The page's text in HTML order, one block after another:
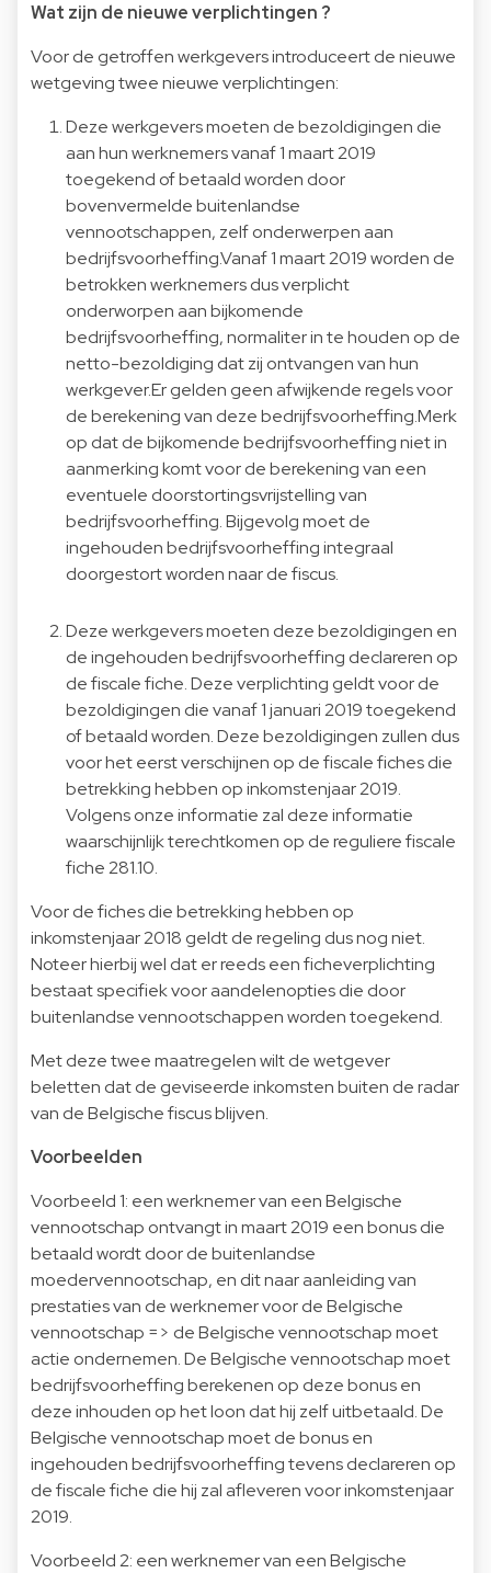
Wat zijn de nieuwe verplichtingen ?
Voor de getroffen werkgevers introduceert de nieuwe
wetgeving twee nieuwe verplichtingen:
Deze werkgevers moeten de bezoldigingen die
aan hun werknemers vanaf 1 maart 2019
toegekend of betaald worden door
bovenvermelde buitenlandse
vennootschappen, zelf onderwerpen aan
bedrijfsvoorheffing.Vanaf 1 maart 2019 worden de
betrokken werknemers dus verplicht
onderworpen aan bijkomende
bedrijfsvoorheffing, normaliter in te houden op de
netto-bezoldiging dat zij ontvangen van hun
werkgever.Er gelden geen afwijkende regels voor
de berekening van deze bedrijfsvoorheffing.Merk
op dat de bijkomende bedrijfsvoorheffing niet in
aanmerking komt voor de berekening van een
eventuele doorstortingsvrijstelling van
bedrijfsvoorheffing. Bijgevolg moet de
ingehouden bedrijfsvoorheffing integraal
doorgestort worden naar de fiscus.
Deze werkgevers moeten deze bezoldigingen en
de ingehouden bedrijfsvoorheffing declareren op
de fiscale fiche. Deze verplichting geldt voor de
bezoldigingen die vanaf 1 januari 2019 toegekend
of betaald worden. Deze bezoldigingen zullen dus
voor het eerst verschijnen op de fiscale fiches die
betrekking hebben op inkomstenjaar 2019.
Volgens onze informatie zal deze informatie
waarschijnlijk terechtkomen op de reguliere fiscale
fiche 281.10.
Voor de fiches die betrekking hebben op
inkomstenjaar 2018 geldt de regeling dus nog niet.
Noteer hierbij wel dat er reeds een ficheverplichting
bestaat specifiek voor aandelenopties die door
buitenlandse vennootschappen worden toegekend.
Met deze twee maatregelen wilt de wetgever
beletten dat de geviseerde inkomsten buiten de radar
van de Belgische fiscus blijven.
Voorbeelden
Voorbeeld 1: een werknemer van een Belgische
vennootschap ontvangt in maart 2019 een bonus die
betaald wordt door de buitenlandse
moedervennootschap, en dit naar aanleiding van
prestaties van de werknemer voor de Belgische
vennootschap => de Belgische vennootschap moet
actie ondernemen. De Belgische vennootschap moet
bedrijfsvoorheffing berekenen op deze bonus en
deze inhouden op het loon dat hij zelf uitbetaald. De
Belgische vennootschap moet de bonus en
ingehouden bedrijfsvoorheffing tevens declareren op
de fiscale fiche die hij zal afleveren voor inkomstenjaar
2019.
Voorbeeld 2: een werknemer van een Belgische